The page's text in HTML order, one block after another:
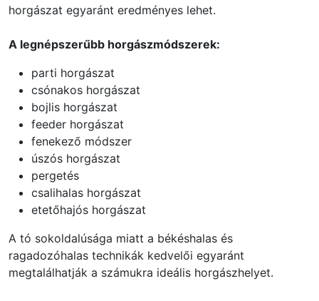
horgászat egyaránt eredményes lehet.
A legnépszerűbb horgászmódszerek:
parti horgászat
csónakos horgászat
bojlis horgászat
feeder horgászat
fenekező módszer
úszós horgászat
pergetés
csalihalas horgászat
etetőhajós horgászat
A tó sokoldalúsága miatt a békéshalas és
ragadozóhalas technikák kedvelői egyaránt
megtalálhatják a számukra ideális horgászhelyet.